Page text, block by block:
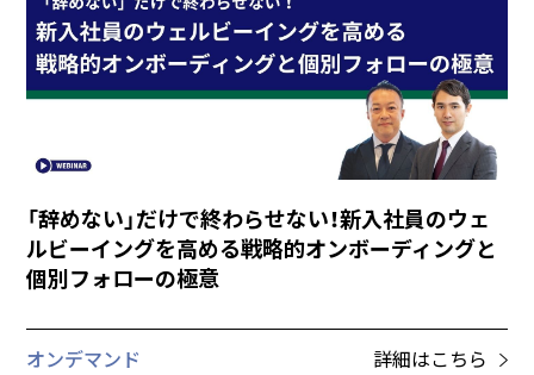
「辞めない」だけで終わらせない！新入社員のウェ
ルビーイングを高める戦略的オンボーディングと
個別フォローの極意
オンデマンド 詳細はこちら